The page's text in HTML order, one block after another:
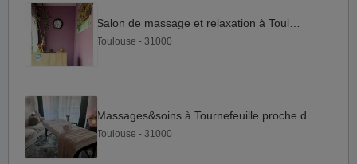
Toulouse - 31000
Toulouse - 31000